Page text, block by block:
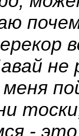
не
-